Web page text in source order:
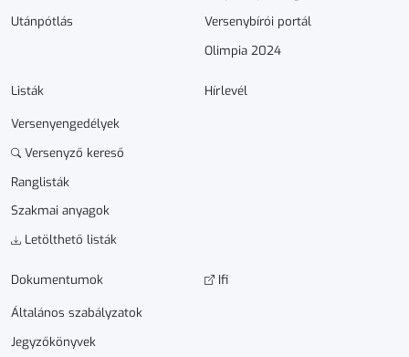
Utánpótlás
Versenybírói portál
Olimpia 2024
Listák
Versenyengedélyek
Versenyző kereső
Ranglisták
Szakmai anyagok
Letölthető listák
Hírlevél
Dokumen­­tumok
Általános szabályzatok
Jegyzőkönyvek
Ifi